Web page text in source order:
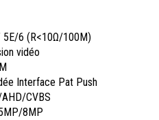
5E/6 (R<10Ω/100M)
vidéo
Interface Pat Push
CVBS
8MP